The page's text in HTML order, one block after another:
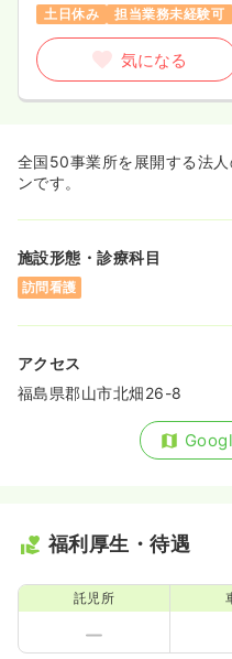
土日休み
担当業務未経験可
気になる
全国50事業所を展開する法
ンです。
施設形態・診療科目
訪問看護
アクセス
福島県郡山市北畑26-8
福利厚生・待遇
託児所